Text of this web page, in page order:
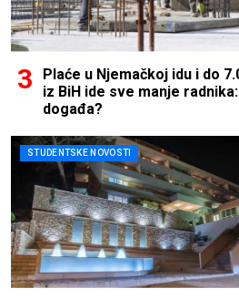
Plaće u Njemačkoj idu i do
iz BiH ide sve manje
događa?
STUDENTSKE NOVOSTI